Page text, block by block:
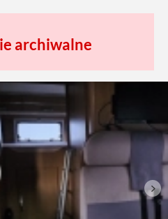
archiwalne